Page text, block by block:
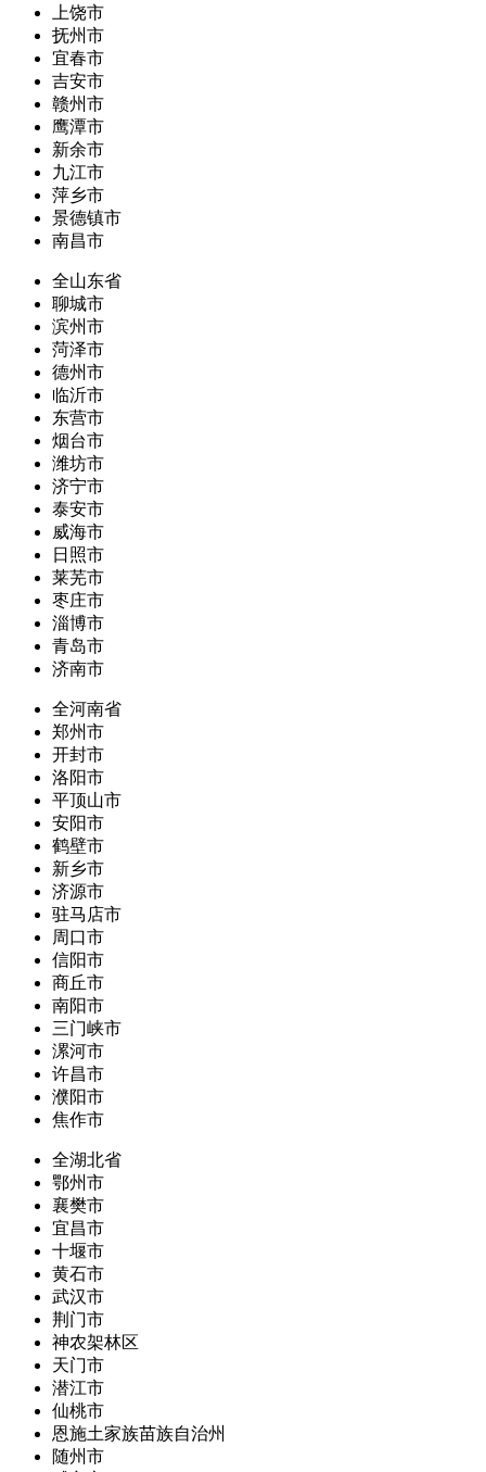
上饶市
抚州市
宜春市
吉安市
赣州市
鹰潭市
新余市
九江市
萍乡市
景德镇市
南昌市
全山东省
聊城市
滨州市
菏泽市
德州市
临沂市
东营市
烟台市
潍坊市
济宁市
泰安市
威海市
日照市
莱芜市
枣庄市
淄博市
青岛市
济南市
全河南省
郑州市
开封市
洛阳市
平顶山市
安阳市
鹤壁市
新乡市
济源市
驻马店市
周口市
信阳市
商丘市
南阳市
三门峡市
漯河市
许昌市
濮阳市
焦作市
全湖北省
鄂州市
襄樊市
宜昌市
十堰市
黄石市
武汉市
荆门市
神农架林区
天门市
潜江市
仙桃市
恩施土家族苗族自治州
随州市